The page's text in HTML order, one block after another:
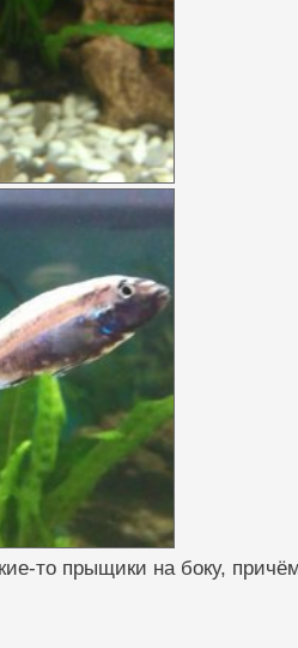
то прыщики на боку,